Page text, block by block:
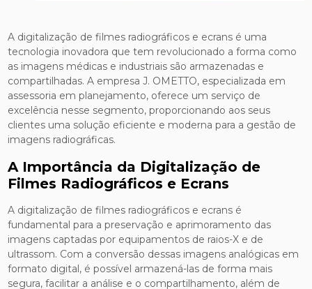
A digitalização de filmes radiográficos e ecrans é uma
tecnologia inovadora que tem revolucionado a forma como
as imagens médicas e industriais são armazenadas e
compartilhadas. A empresa J. OMETTO, especializada em
assessoria em planejamento, oferece um serviço de
excelência nesse segmento, proporcionando aos seus
clientes uma solução eficiente e moderna para a gestão de
imagens radiográficas.
A Importância da Digitalização de
Filmes Radiográficos e Ecrans
A digitalização de filmes radiográficos e ecrans é
fundamental para a preservação e aprimoramento das
imagens captadas por equipamentos de raios-X e de
ultrassom. Com a conversão dessas imagens analógicas em
formato digital, é possível armazená-las de forma mais
segura, facilitar a análise e o compartilhamento, além de